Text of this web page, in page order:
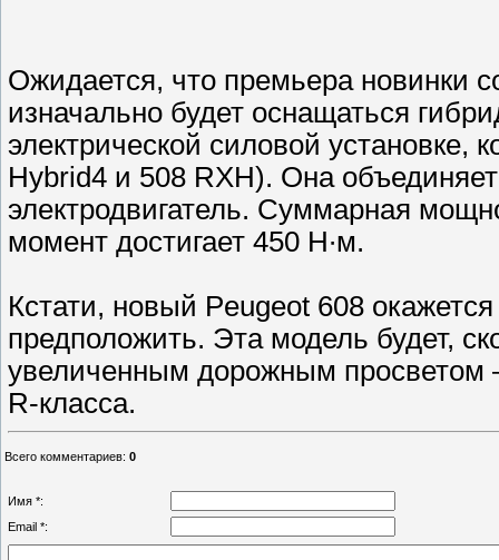
Ожидается, что премьера новинки
изначально будет оснащаться
электрической силовой установке,
Hybrid4 и 508 RXH). Она
электродвигатель. Суммарная
момент достигает 450 Н∙м.
Кстати, новый Peugeot 608
предположить. Эта модель будет,
увеличенным дорожным просветом
R-класса.
Всего комментариев: 0
Имя *:
Email *: